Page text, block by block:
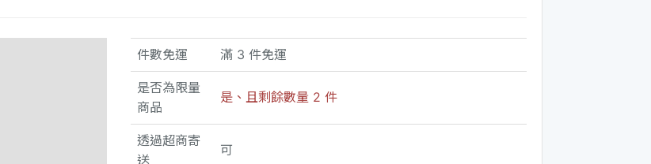
件數免運 滿 3 件免運
是否為限量
商品
是、且剩餘數量 2 件
透過超商寄
送
可